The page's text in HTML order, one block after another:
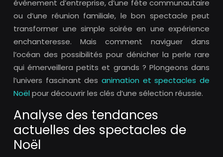
événement d’entreprise, d’une fête communautaire
ou d’une réunion familiale, le bon spectacle peut
transformer une simple soirée en une expérience
enchanteresse. Mais comment naviguer dans
l’océan des possibilités pour dénicher la perle rare
qui émerveillera petits et grands ? Plongeons dans
l’univers fascinant des animation et spectacles de
Noël pour découvrir les clés d’une sélection réussie.
Analyse des tendances
actuelles des spectacles de
Noël